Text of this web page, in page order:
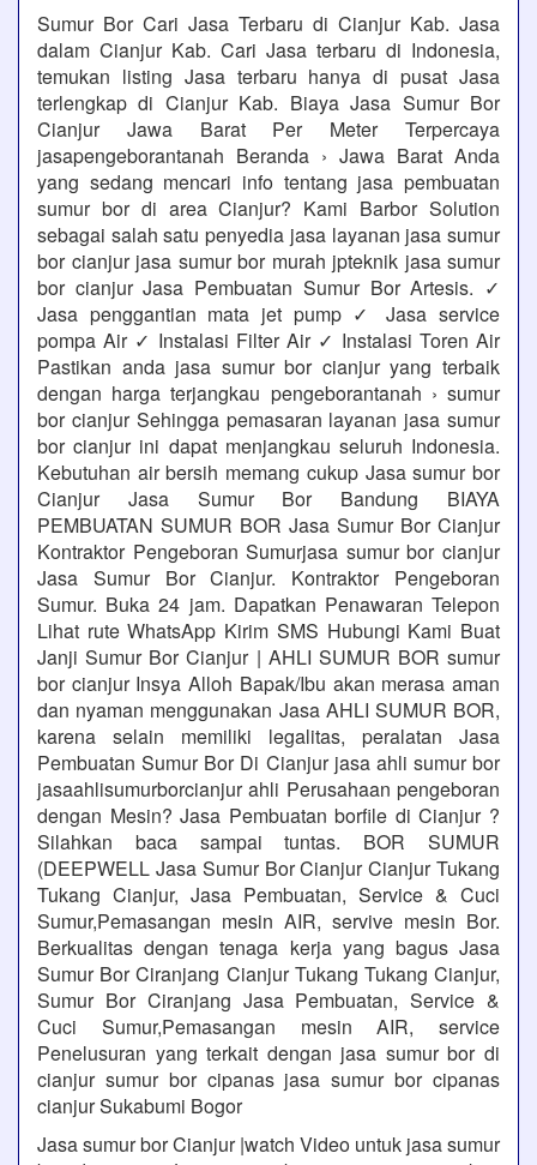
Sumur Bor Cari Jasa Terbaru di Cianjur Kab. Jasa
dalam Cianjur Kab. Cari Jasa terbaru di Indonesia,
temukan listing Jasa terbaru hanya di pusat Jasa
terlengkap di Cianjur Kab. Biaya Jasa Sumur Bor
Cianjur Jawa Barat Per Meter Terpercaya
jasapengeborantanah Beranda › Jawa Barat Anda
yang sedang mencari info tentang jasa pembuatan
sumur bor di area Cianjur? Kami Barbor Solution
sebagai salah satu penyedia jasa layanan jasa sumur
bor cianjur jasa sumur bor murah jpteknik jasa sumur
bor cianjur Jasa Pembuatan Sumur Bor Artesis. ✓
Jasa penggantian mata jet pump ✓ Jasa service
pompa Air ✓ Instalasi Filter Air ✓ Instalasi Toren Air
Pastikan anda jasa sumur bor cianjur yang terbaik
dengan harga terjangkau pengeborantanah › sumur
bor cianjur Sehingga pemasaran layanan jasa sumur
bor cianjur ini dapat menjangkau seluruh Indonesia.
Kebutuhan air bersih memang cukup Jasa sumur bor
Cianjur Jasa Sumur Bor Bandung BIAYA
PEMBUATAN SUMUR BOR Jasa Sumur Bor Cianjur
Kontraktor Pengeboran Sumurjasa sumur bor cianjur
Jasa Sumur Bor Cianjur. Kontraktor Pengeboran
Sumur. Buka 24 jam. Dapatkan Penawaran Telepon
Lihat rute WhatsApp Kirim SMS Hubungi Kami Buat
Janji Sumur Bor Cianjur | AHLI SUMUR BOR sumur
bor cianjur Insya Alloh Bapak/Ibu akan merasa aman
dan nyaman menggunakan Jasa AHLI SUMUR BOR,
karena selain memiliki legalitas, peralatan Jasa
Pembuatan Sumur Bor Di Cianjur jasa ahli sumur bor
jasaahlisumurborcianjur ahli Perusahaan pengeboran
dengan Mesin? Jasa Pembuatan borfile di Cianjur ?
Silahkan baca sampai tuntas. BOR SUMUR
(DEEPWELL Jasa Sumur Bor Cianjur Cianjur Tukang
Tukang Cianjur, Jasa Pembuatan, Service & Cuci
Sumur,Pemasangan mesin AIR, servive mesin Bor.
Berkualitas dengan tenaga kerja yang bagus Jasa
Sumur Bor Ciranjang Cianjur Tukang Tukang Cianjur,
Sumur Bor Ciranjang Jasa Pembuatan, Service &
Cuci Sumur,Pemasangan mesin AIR, service
Penelusuran yang terkait dengan jasa sumur bor di
cianjur sumur bor cipanas jasa sumur bor cipanas
cianjur Sukabumi Bogor
Jasa sumur bor Cianjur |watch Video untuk jasa sumur